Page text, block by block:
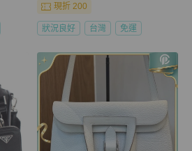
現折 200
狀況良好 台灣 免運